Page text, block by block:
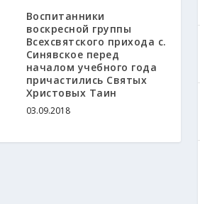
Воспитанники
воскресной группы
Всехсвятского прихода с.
Синявское перед
началом учебного года
причастились Святых
Христовых Таин
03.09.2018